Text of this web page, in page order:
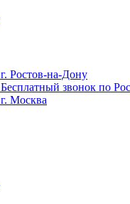
г. Ростов-на-Дону
Бесплатный звонок по
г. Москва